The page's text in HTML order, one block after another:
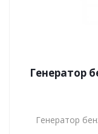
Генератор
Генератор